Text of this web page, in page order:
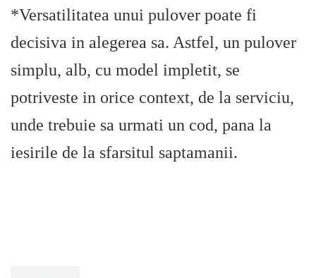
*Versatilitatea unui pulover poate fi
decisiva in alegerea sa. Astfel, un pulover
simplu, alb, cu model impletit, se
potriveste in orice context, de la serviciu,
unde trebuie sa urmati un cod, pana la
iesirile de la sfarsitul saptamanii.